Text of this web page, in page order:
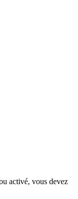
activé, vous devez